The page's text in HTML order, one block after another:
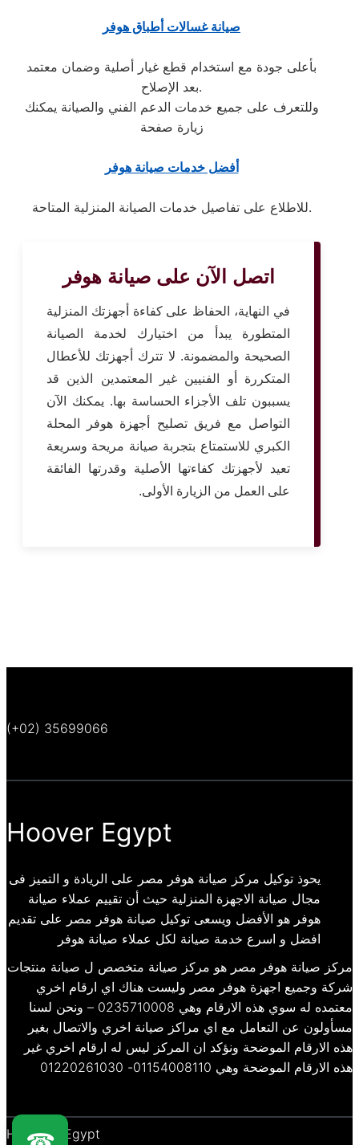
صيانة غسالات أطباق هوفر
بأعلى جودة مع استخدام قطع غيار أصلية وضمان معتمد
بعد الإصلاح.
وللتعرف على جميع خدمات الدعم الفني والصيانة يمكنك
زيارة صفحة
أفضل خدمات صيانة هوفر
للاطلاع على تفاصيل خدمات الصيانة المنزلية المتاحة.
اتصل الآن على صيانة هوفر
في النهاية، الحفاظ على كفاءة أجهزتك المنزلية
المتطورة يبدأ من اختيارك لخدمة الصيانة
الصحيحة والمضمونة. لا تترك أجهزتك للأعطال
المتكررة أو الفنيين غير المعتمدين الذين قد
يسببون تلف الأجزاء الحساسة بها. يمكنك الآن
التواصل مع فريق تصليح أجهزة هوفر المحلة
الكبري للاستمتاع بتجربة صيانة مريحة وسريعة
تعيد لأجهزتك كفاءتها الأصلية وقدرتها الفائقة
على العمل من الزيارة الأولى.
(+02) 35699066
Hoover Egypt
يحوذ توكيل مركز صيانة هوفر مصر على الريادة و التميز فى
مجال صيانة الاجهزة المنزلية حيث أن تقييم عملاء صيانة
هوفر هو الأفضل ويسعى توكيل صيانة هوفر مصر على تقديم
افضل و اسرع خدمة صيانة لكل عملاء صيانة هوفر
مركز صيانة هوفر مصر هو مركز صيانة متخصص ل صيانة منتجات
شركة وجميع اجهزة هوفر مصر وليست هناك اي ارقام اخري
معتمده له سوي هذه الارقام وهي 0235710008 – ونحن لسنا
مسأولون عن التعامل مع اي مراكز صيانة اخري والاتصال بغير
هذه الارقام الموضحة ونؤكد ان المركز ليس له ارقام اخري غير
هذه الارقام الموضحة وهي 01154008110- 01220261030
Hoover – Egypt